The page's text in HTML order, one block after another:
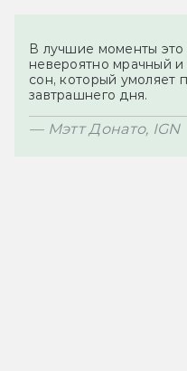
В лучшие моменты
невероятно мрачный
сон, который умоляет
— Мэтт Донато, IGN